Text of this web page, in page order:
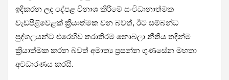
ඉදිකරන ලද දේපළ විනාශ කිරීමේ සංවිධානාත්මක
වැඩපිළිවෙළක් ක්‍රියාත්මක වන බවත්, ඊට සම්බන්ධ
පුද්ගලයන්ට එරෙහිව තරාතිරම නොබලා නීතිය තදින්ම
ක්‍රියාත්මක කරන බවත් අමාත්‍ය ප්‍රසන්න ගුණසේන මහතා
අවධාරණය කරයි.